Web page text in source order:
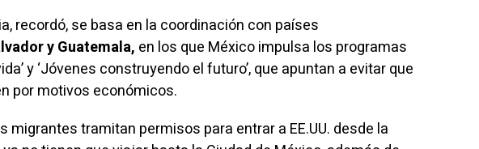
recordó, se basa en la coordinación con países
y Guatemala, en los que México impulsa los programas
y ‘Jóvenes construyendo el futuro’, que apuntan a evitar que
por motivos económicos.
migrantestramitan permisos para entrar a EE.UU. desde la